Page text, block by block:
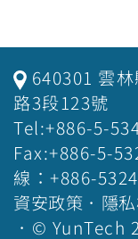
640301 雲
路3段123號
Tel:+886-5-
Fax:+886-5-
線：+886-
資安政策 ． 隱
．© YunTech